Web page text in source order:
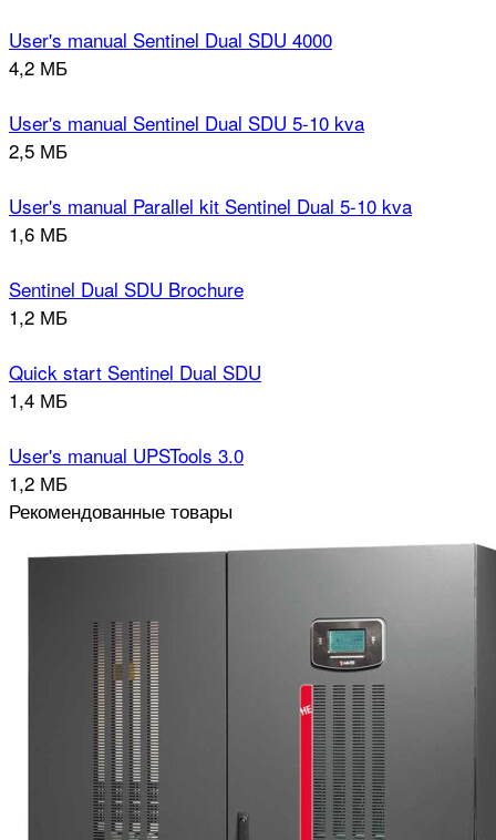
User's manual Sentinel Dual SDU 4000
4,2 МБ
User's manual Sentinel Dual SDU 5-10 kva
2,5 МБ
User's manual Parallel kit Sentinel Dual 5-10 kva
1,6 МБ
Sentinel Dual SDU Brochure
1,2 МБ
Quick start Sentinel Dual SDU
1,4 МБ
User's manual UPSTools 3.0
1,2 МБ
Рекомендованные товары